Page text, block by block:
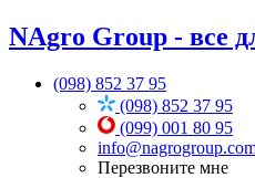
NAgro Group - все
(098) 852 37 95
(098) 852 37 95
(099) 001 80 95
Перезвоните мне